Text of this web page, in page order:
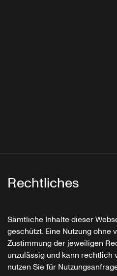
Rechtliches
Sämtliche Inhalte dieser
geschützt. Eine Nutzung
Zustimmung der jeweiligen
unzulässig und kann rechtlich
nutzen Sie für